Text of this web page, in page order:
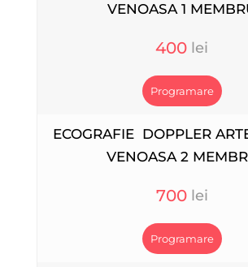
VENOASA 1
400
Programare
ECOGRAFIE DOPPLER
VENOASA 2
700
Programare